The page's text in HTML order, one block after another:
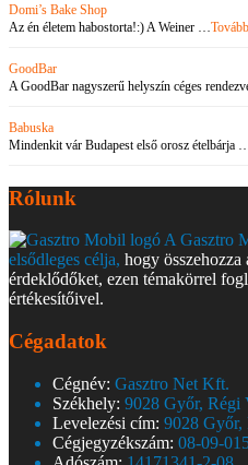
Domi’s Bake Shop
Az én életem habostorta!:) A Weiner …
GoodBar
A GoodBar nagyszerű helyszín céges
Babuska
Mindenkit vár Budapest első orosz ételbárja
Rólunk
A Gasztro
elsődleges célja, hogy összehozza
érdeklődőket, ezen témakörrel
értékesítőivel.
Cégadatok
Cégnév: Gasztro Net Kft.
Székhely: 9028 Győr, Régi
Levelezési cím: 9028 Győr,
Cégjegyzékszám: 08-09-